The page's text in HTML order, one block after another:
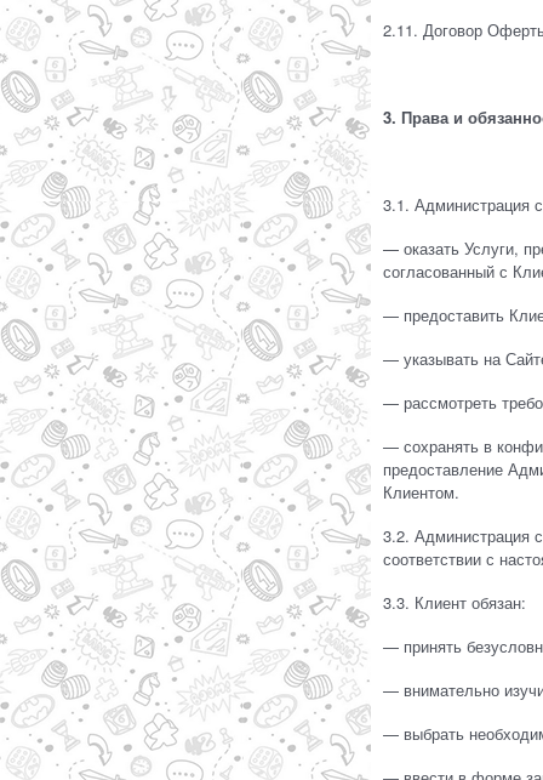
2.11. Договор
3. Права и
3.1. Администрация
— оказать Услуги,
согласованный с
— предоставить
— указывать на
— рассмотреть
— сохранять в
предоставление
Клиентом.
3.2. Администрация
соответствии с
3.3. Клиент обязан:
— принять
— внимательно
— выбрать